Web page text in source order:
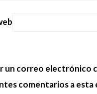
un correo electrónico
comentarios a esta